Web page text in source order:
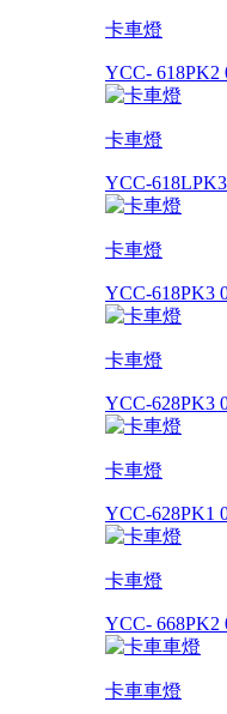
卡車燈
YCC- 618PK2
卡車燈
YCC-
卡車燈
YCC-618PK3
卡車燈
YCC-628PK3
卡車燈
YCC-628PK1
卡車燈
YCC- 668PK2
卡車車燈